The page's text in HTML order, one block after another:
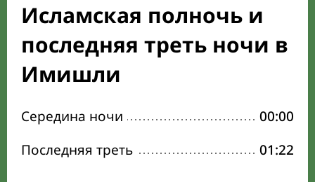
Исламская полночь и
последняя треть ночи в
Имишли
Середина ночи
00:00
Последняя треть
01:22